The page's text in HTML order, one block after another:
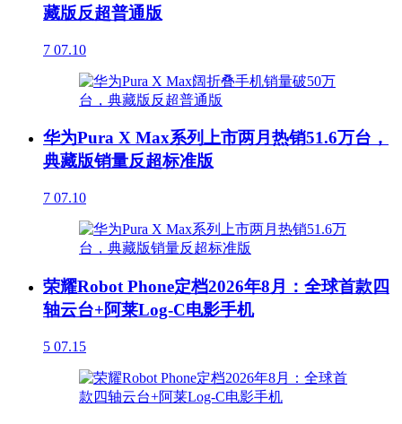
藏版反超普通版
7 07.10
华为Pura X Max系列上市两月热销51.6万台，
典藏版销量反超标准版
7 07.10
荣耀Robot Phone定档2026年8月：全球首款四
轴云台+阿莱Log-C电影手机
5 07.15